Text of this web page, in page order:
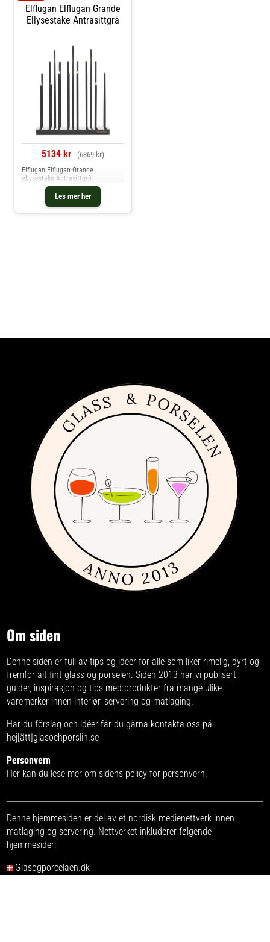
Elflugan Elflugan Grande
Ellysestake Antrasittgrå
5134 kr (6369 kr)
Les mer her
Elflugan Elflugan Grande
ellysestake Antrasittgrå
Om siden
Denne siden er full av tips og ideer for alle som liker rimelig, dyrt og
fremfor alt fint glass og porselen. Siden 2013 har vi publisert
guider, inspirasjon og tips med produkter fra mange ulike
varemerker innen interiør, servering og matlaging.
Har du förslag och idéer får du gärna kontakta oss på
hej[ätt]glasochporslin.se
Personvern
Her kan du lese mer om sidens policy for personvern.
Denne hjemmesiden er del av et nordisk medienettverk innen
matlaging og servering. Nettverket inkluderer følgende
hjemmesider:
Glasogporcelaen.dk